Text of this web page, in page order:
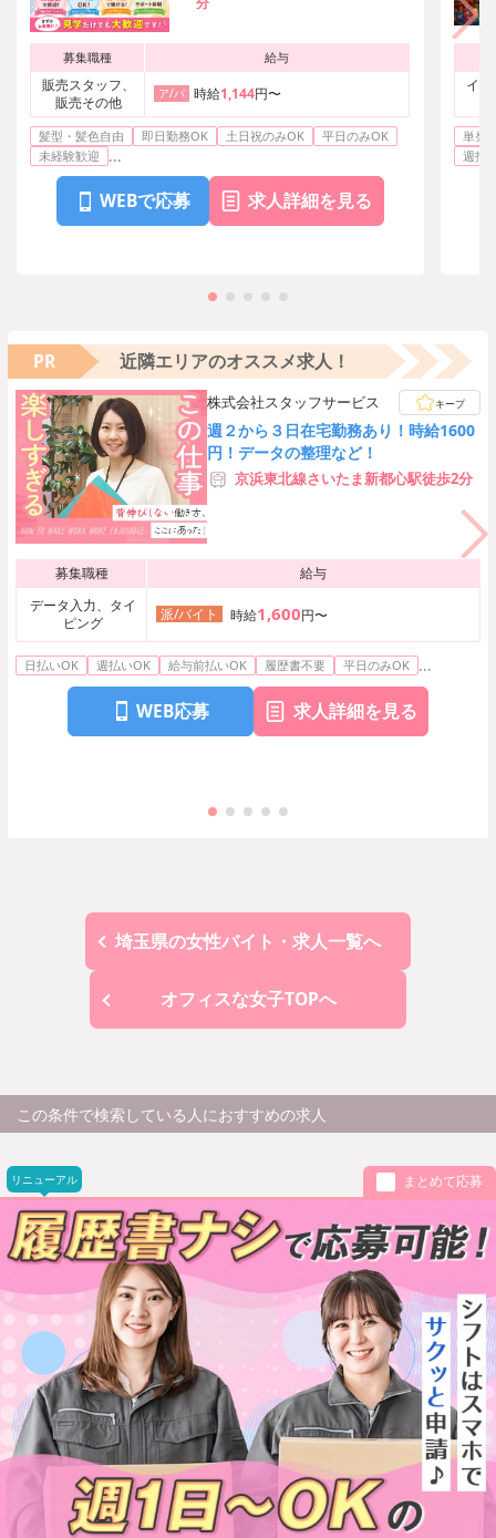
募集職種 給与
販売スタッフ、
販売その他
ア/パ 時給1,144円〜
髪型・髪色自由 即日勤務OK 土日祝のみOK
平日のみOK
未経験歓迎
...
WEBで応募 求人詳細を見る
イ
単発
週払
PR 近隣エリアのオススメ求人！
株式会社スタッフサービス キープ
週２から３日在宅勤務あり！時給1600
円！データの整理など！
京浜東北線さいたま新都心駅徒歩2分
募集職種
給与
データ入力、タイ
ピング
派/バイト 時給1,600円〜
日払いOK 週払いOK 給与前払いOK 履歴書不要 平日のみOK ...
WEB応募 求人詳細を見る
埼玉県の女性バイト・求人一覧へ
オフィスな女子TOPへ
この条件で検索している人におすすめの求人
リニューアル まとめて応募